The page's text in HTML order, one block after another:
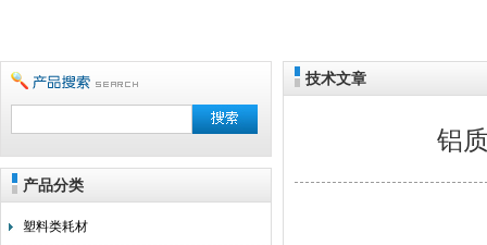
上海点睿仪器仪表有限公司
产品分类
塑料类耗材
技术文章
铝